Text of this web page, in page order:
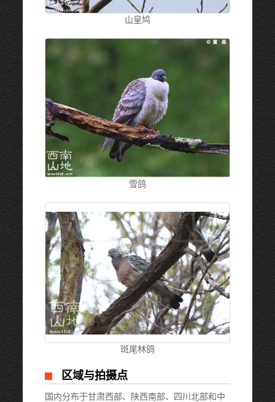
山皇鸠
雪鸽
斑尾林鸽
区域与拍摄点
国内分布于甘肃西部、陕西南部、四川北部和中